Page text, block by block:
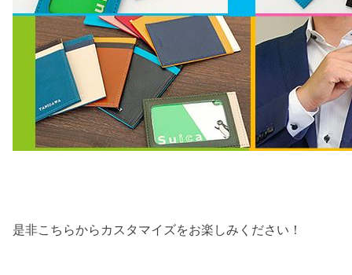
是非こちらからカスタマイズをお楽しみください！